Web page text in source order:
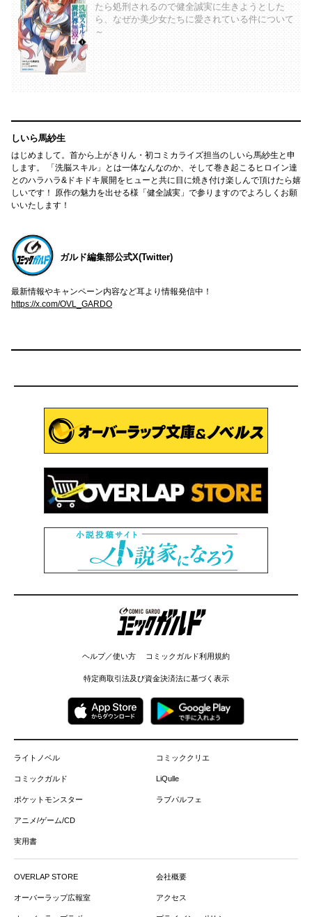
たら処刑されるので健全誠実に生きようとした
ら、なぜか美少女たちに愛されている件について
～
しいら馬紗生
はじめまして。首から上がきりん・初コミカライズ担当のしいら馬紗生と申
します。 「洗脳スキル」とは一体なんなのか、そして巻き起こるヒロイン達
とのハラハラ&ドキドキ展開をヒューと共に目に焼き付け楽しんで頂けたら嬉
しいです！ 原作の魅力を出せる様「健全誠実」で参りますのでよろしくお願
いいたします！
ガルド編集部公式X(Twitter)
最新情報やキャンペーン内容など耳より情報発信中！
https://x.com/OVL_GARDO
コミックガルド
ヘルプ／使い方 コミックガルド利用規約
特定商取引法及び資金決済法に基づく表示
ライトノベル
コミックガルド
ポケットモンスター
アニメ/ゲーム/CD
実用書
コミッククリエ
LiQulle
ラブパルフェ
OVERLAP STORE
オーバーラップ広報室
会社概要
アクセス